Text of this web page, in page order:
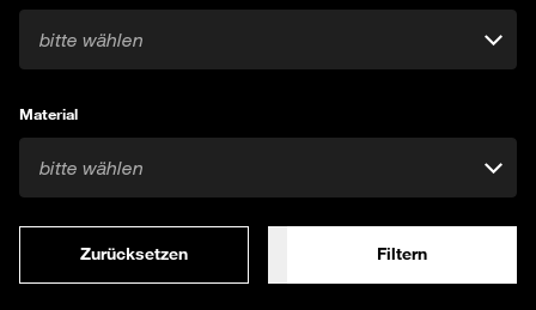
bitte wählen
Material
bitte wählen
Zurücksetzen Filtern